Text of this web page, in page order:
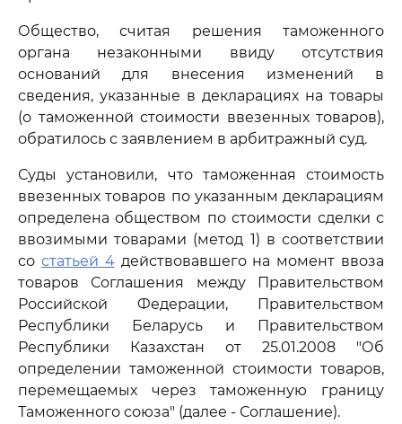
Общество, считая решения таможенного
органа незаконными ввиду отсутствия
оснований для внесения изменений в
сведения, указанные в декларациях на товары
(о таможенной стоимости ввезенных товаров),
обратилось с заявлением в арбитражный суд.
Суды установили, что таможенная стоимость
ввезенных товаров по указанным декларациям
определена обществом по стоимости сделки с
ввозимыми товарами (метод 1) в соответствии
со статьей 4действовавшего на момент ввоза
товаров Соглашения между Правительством
Российской Федерации, Правительством
Республики Беларусь и Правительством
Республики Казахстан от 25.01.2008 "Об
определении таможенной стоимости товаров,
перемещаемых через таможенную границу
Таможенного союза" (далее - Соглашение).